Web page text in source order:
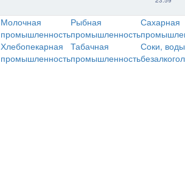
Молочная
промышленность
Рыбная
промышленность
Сахарная
Хлебопекарная
промышленность
Табачная
промышленность
Соки,